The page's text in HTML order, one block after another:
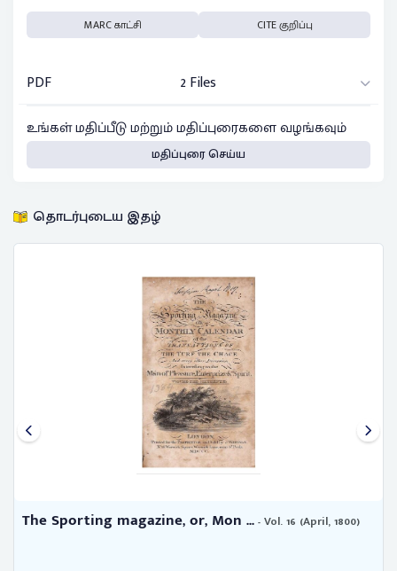
MARC காட்சி CITE குறிப்பு
PDF
2 Files
உங்கள் மதிப்பீடு மற்றும் மதிப்புரைகளை வழங்கவும்
மதிப்புரை செய்ய
தொடர்புடைய இதழ்
The Sporting magazine, or, Mon ...- Vol. 16 (April, 1800)